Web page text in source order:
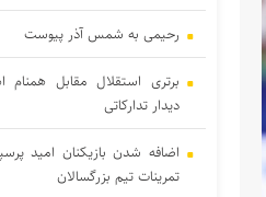
رحیمی به شمس آذر پیوست
برتری استقلال مقابل همنام
دیدار تدارکاتی
اضافه شدن بازیکنان امید
تمرینات تیم بزرگسالان